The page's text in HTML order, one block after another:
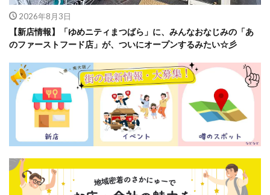
2026年8月3日
【新店情報】「ゆめニティまつばら」に、みんなおなじみの「あ
のファーストフード店」が、ついにオープンするみたい☆彡